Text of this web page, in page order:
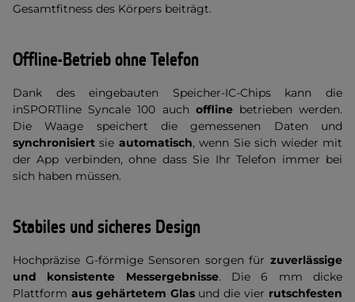
Gesamtfitness des Körpers beiträgt.
Offline-Betrieb ohne Telefon
Dank des eingebauten Speicher-IC-Chips kann die
inSPORTline Syncale 100 auch offlinebetrieben werden.
Die Waage speichert die gemessenen Daten und
synchronisiert sie automatisch, wenn Sie sich wieder mit
der App verbinden, ohne dass Sie Ihr Telefon immer bei
sich haben müssen.
Stabiles und sicheres Design
Hochpräzise G-förmige Sensoren sorgen für zuverlässige
und konsistente Messergebnisse. Die 6 mm dicke
Plattform aus gehärtetem Glasund die vier rutschfesten